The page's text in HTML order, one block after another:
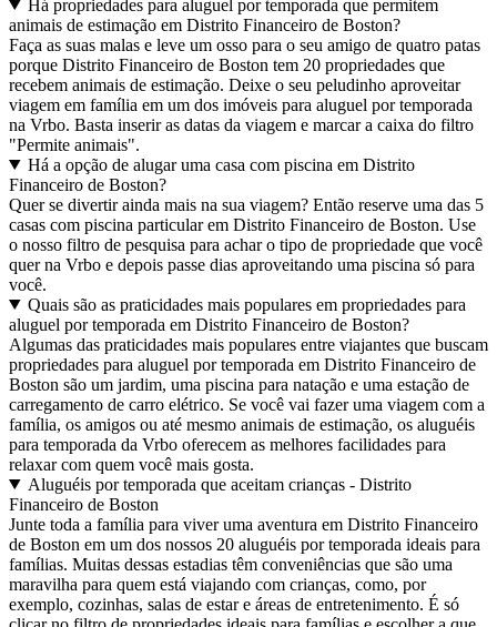
Há propriedades para aluguel por temporada que permitem
animais de estimação em Distrito Financeiro de Boston?
Faça as suas malas e leve um osso para o seu amigo de quatro patas
porque Distrito Financeiro de Boston tem 20 propriedades que
recebem animais de estimação. Deixe o seu peludinho aproveitar
viagem em família em um dos imóveis para aluguel por temporada
na Vrbo. Basta inserir as datas da viagem e marcar a caixa do filtro
"Permite animais".
Há a opção de alugar uma casa com piscina em Distrito
Financeiro de Boston?
Quer se divertir ainda mais na sua viagem? Então reserve uma das 5
casas com piscina particular em Distrito Financeiro de Boston. Use
o nosso filtro de pesquisa para achar o tipo de propriedade que você
quer na Vrbo e depois passe dias aproveitando uma piscina só para
você.
Quais são as praticidades mais populares em propriedades para
aluguel por temporada em Distrito Financeiro de Boston?
Algumas das praticidades mais populares entre viajantes que buscam
propriedades para aluguel por temporada em Distrito Financeiro de
Boston são um jardim, uma piscina para natação e uma estação de
carregamento de carro elétrico. Se você vai fazer uma viagem com a
família, os amigos ou até mesmo animais de estimação, os aluguéis
para temporada da Vrbo oferecem as melhores facilidades para
relaxar com quem você mais gosta.
Aluguéis por temporada que aceitam crianças - Distrito
Financeiro de Boston
Junte toda a família para viver uma aventura em Distrito Financeiro
de Boston em um dos nossos 20 aluguéis por temporada ideais para
famílias. Muitas dessas estadias têm conveniências que são uma
maravilha para quem está viajando com crianças, como, por
exemplo, cozinhas, salas de estar e áreas de entretenimento. É só